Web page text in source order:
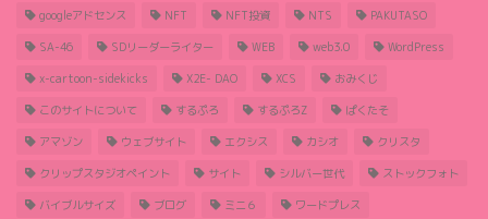
googleアドセンス NFT NFT投資 NTS PAKUTASO
SA-46 SDリーダーライター WEB web3.0 WordPress
x-cartoon-sidekicks X2E- DAO XCS おみくじ
このサイトについて するぷろ するぷろZ ぱくたそ
アマゾン ウェブサイト エクシス カシオ クリスタ
クリップスタジオペイント サイト シルバー世代 ストックフォト
バイブルサイズ ブログ ミニ６ ワードプレス